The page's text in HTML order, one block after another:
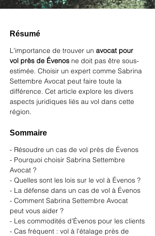
Résumé
L'importance de trouver un avocat pour
vol près de Évenos ne doit pas être sous-
estimée. Choisir un expert comme Sabrina
Settembre Avocat peut faire toute la
différence. Cet article explore les divers
aspects juridiques liés au vol dans cette
région.
Sommaire
- Résoudre un cas de vol près de Évenos
- Pourquoi choisir Sabrina Settembre
Avocat ?
- Quelles sont les lois sur le vol à Évenos ?
- La défense dans un cas de vol à Évenos
- Comment Sabrina Settembre Avocat
peut vous aider ?
- Les commodités d’Évenos pour les clients
- Cas fréquent : vol à l'étalage près de